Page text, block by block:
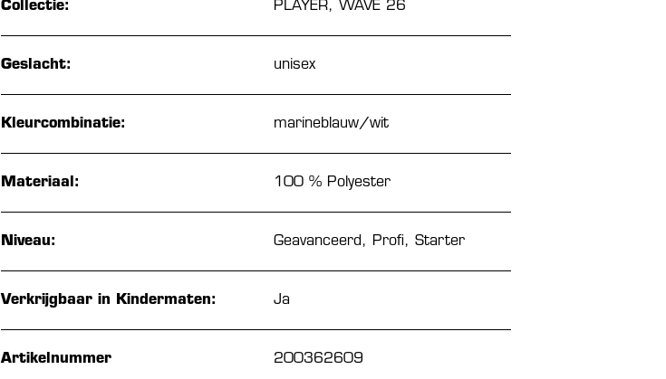
Collectie: PLAYER, WAVE 26
Geslacht: unisex
Kleurcombinatie: marineblauw/wit
Materiaal: 100 % Polyester
Niveau: Geavanceerd, Profi, Starter
Verkrijgbaar in Kindermaten: Ja
Artikelnummer 200362609